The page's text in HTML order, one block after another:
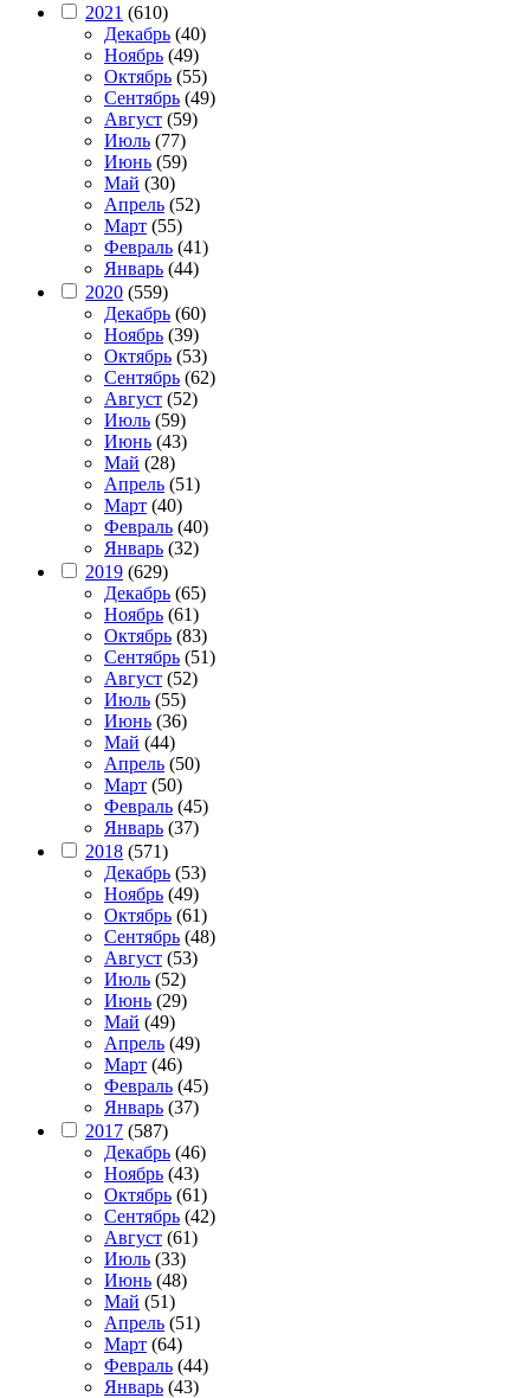
2021 (610)
Декабрь (40)
Ноябрь (49)
Октябрь (55)
Сентябрь (49)
Август (59)
Июль (77)
Июнь (59)
Май (30)
Апрель (52)
Март (55)
Февраль (41)
Январь (44)
2020 (559)
Декабрь (60)
Ноябрь (39)
Октябрь (53)
Сентябрь (62)
Август (52)
Июль (59)
Июнь (43)
Май (28)
Апрель (51)
Март (40)
Февраль (40)
Январь (32)
2019 (629)
Декабрь (65)
Ноябрь (61)
Октябрь (83)
Сентябрь (51)
Август (52)
Июль (55)
Июнь (36)
Май (44)
Апрель (50)
Март (50)
Февраль (45)
Январь (37)
2018 (571)
Декабрь (53)
Ноябрь (49)
Октябрь (61)
Сентябрь (48)
Август (53)
Июль (52)
Июнь (29)
Май (49)
Апрель (49)
Март (46)
Февраль (45)
Январь (37)
2017 (587)
Декабрь (46)
Ноябрь (43)
Октябрь (61)
Сентябрь (42)
Август (61)
Июль (33)
Июнь (48)
Май (51)
Апрель (51)
Март (64)
Февраль (44)
Январь (43)